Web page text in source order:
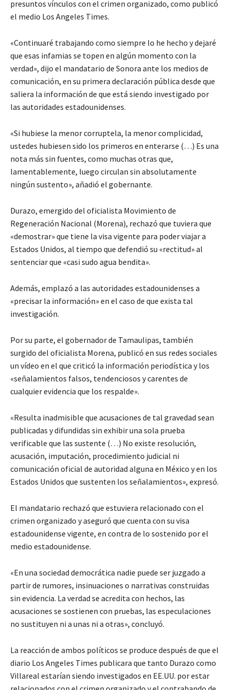
presuntos vínculos con el crimen organizado, como publicó
el medio Los Angeles Times.
«Continuaré trabajando como siempre lo he hecho y dejaré
que esas infamias se topen en algún momento con la
verdad», dijo el mandatario de Sonora ante los medios de
comunicación, en su primera declaración pública desde que
saliera la información de que está siendo investigado por
las autoridades estadounidenses.
«Si hubiese la menor corruptela, la menor complicidad,
ustedes hubiesen sido los primeros en enterarse (…) Es una
nota más sin fuentes, como muchas otras que,
lamentablemente, luego circulan sin absolutamente
ningún sustento», añadió el gobernante.
Durazo, emergido del oficialista Movimiento de
Regeneración Nacional (Morena), rechazó que tuviera que
«demostrar» que tiene la visa vigente para poder viajar a
Estados Unidos, al tiempo que defendió su «rectitud» al
sentenciar que «casi sudo agua bendita».
Además, emplazó a las autoridades estadounidenses a
«precisar la información» en el caso de que exista tal
investigación.
Por su parte, el gobernador de Tamaulipas, también
surgido del oficialista Morena, publicó en sus redes sociales
un vídeo en el que criticó la información periodística y los
«señalamientos falsos, tendenciosos y carentes de
cualquier evidencia que los respalde».
«Resulta inadmisible que acusaciones de tal gravedad sean
publicadas y difundidas sin exhibir una sola prueba
verificable que las sustente (…) No existe resolución,
acusación, imputación, procedimiento judicial ni
comunicación oficial de autoridad alguna en México y en los
Estados Unidos que sustenten los señalamientos», expresó.
El mandatario rechazó que estuviera relacionado con el
crimen organizado y aseguró que cuenta con su visa
estadounidense vigente, en contra de lo sostenido por el
medio estadounidense.
«En una sociedad democrática nadie puede ser juzgado a
partir de rumores, insinuaciones o narrativas construidas
sin evidencia. La verdad se acredita con hechos, las
acusaciones se sostienen con pruebas, las especulaciones
no sustituyen ni a unas ni a otras», concluyó.
La reacción de ambos políticos se produce después de que el
diario Los Angeles Times publicara que tanto Durazo como
Villareal estarían siendo investigados en EE.UU. por estar